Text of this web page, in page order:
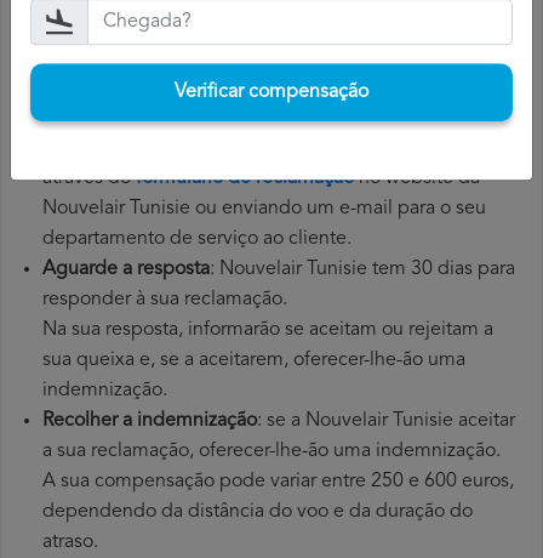
voo, tais como o cartão de embarque, o bilhete e os
Apresente a reclamação Nouvelair Tunisie
ter explicado a sua situação à Nouvelair Tunisie, deverá
através doformulário de reclamaçãono website da
Nouvelair Tunisie ou enviando um e-mail para o seu
departamento de serviço ao cliente.
Aguarde a resposta: Nouvelair Tunisie tem 30 dias para
responder à sua reclamação.
Na sua resposta, informarão se aceitam ou rejeitam a
sua queixa e, se a aceitarem, oferecer-lhe-ão uma
indemnização.
Recolher a indemnização: se a Nouvelair Tunisie aceitar
a sua reclamação, oferecer-lhe-ão uma indemnização.
A sua compensação pode variar entre 250 e 600 euros,
dependendo da distância do voo e da duração do
atraso.
Verificar compensação